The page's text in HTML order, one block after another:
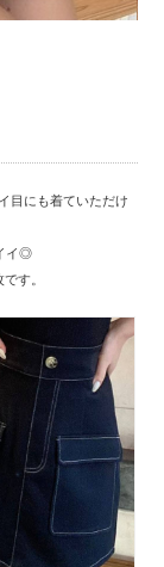
目にも着ていただけ
イ◎
す。